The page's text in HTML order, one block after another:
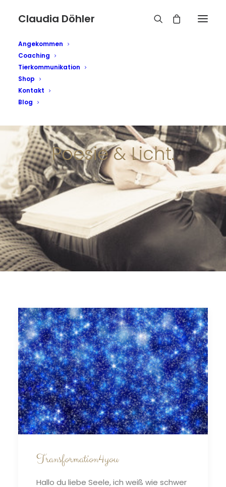
Claudia Döhler
Angekommen
Coaching
Tierkommunikation
Shop
Kontakt
Blog
Poesie & Licht.
Transformation4you
Hallo du liebe Seele, ich weiß wie schwer